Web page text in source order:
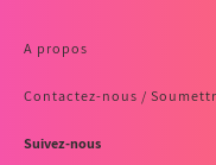
A propos
Contactez-nous /
Suivez-nous